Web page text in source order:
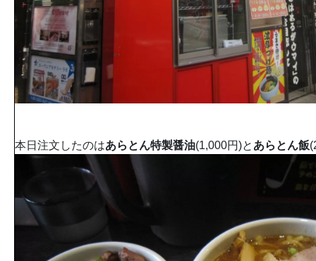
本日注文したのはあらとん特製醤油(1,000円)と あらとん飯